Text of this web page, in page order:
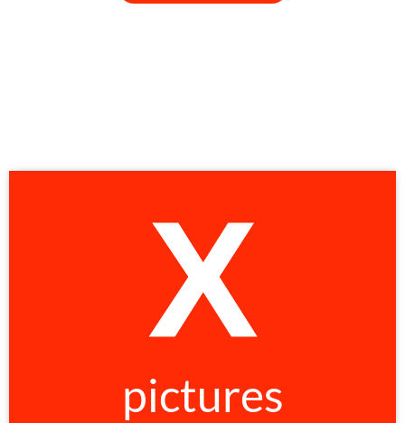
X
pictures
TEDxCesena Photos
Album di foto di tutti gli eventi
TEDxCesena
Scopri